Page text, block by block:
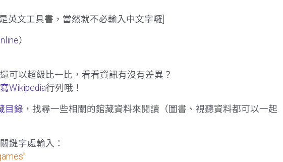
英文工具書，當然就不必輸入中文字囉]
）
可以超級比一比，看看資訊有沒有差異？
Wikipedia行列哦！
目錄 ，找尋一些相關的館藏資料來閱讀（圖書、視聽資料都可以一起
鍵字處輸入：